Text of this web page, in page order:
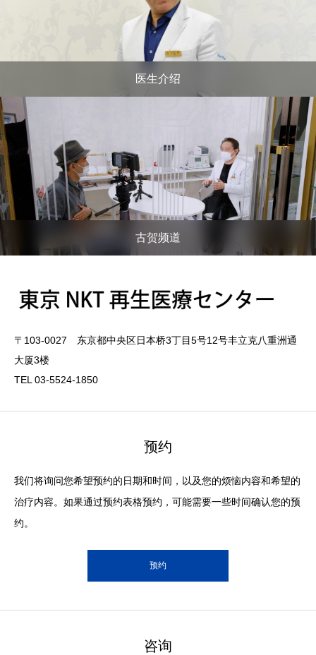
医生介绍
古贺频道
〒103-0027 东京都中央区日本桥3丁目5号12号丰立克八重洲通
大厦3楼
TEL 03-5524-1850
预约
我们将询问您希望预约的日期和时间，以及您的烦恼内容和希望的
治疗内容。如果通过预约表格预约，可能需要一些时间确认您的预
约。
预约
咨询